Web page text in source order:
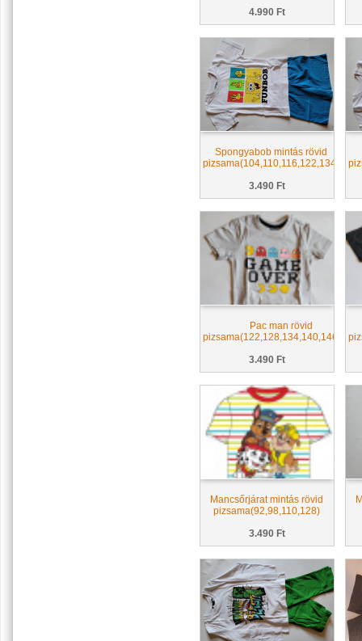
4.990 Ft
Spongyabob mintás rövid
pizsama(104,110,116,122,134)
3.490 Ft
Pac man rövid
pizsama(122,128,134,140,146,152)
3.490 Ft
Mancsőrjárat mintás rövid
pizsama(92,98,110,128)
3.490 Ft